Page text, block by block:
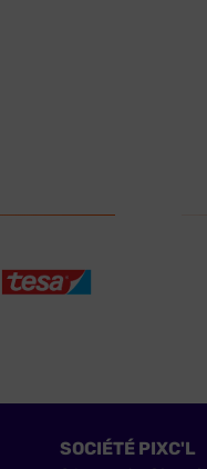
SOCIÉTÉ PIXC'L